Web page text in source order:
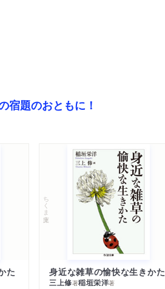
宿題のおともに！
た
ちくま文庫
身近な雑草の愉快な生きかた
三上修著稲垣栄洋著